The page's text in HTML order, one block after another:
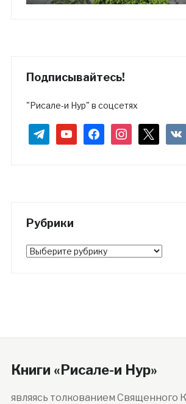
Подписывайтесь!
"Рисале-и Нур" в соцсетях
telegramyoutubefacebookinstagram
Рубрики
Рубрики
Книги «Рисале-и Нур»
являясь толкованием Священного